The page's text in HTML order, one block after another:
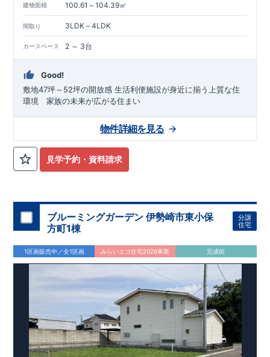
建物面積 100.61～104.39㎡
間取り 3LDK～4LDK
カースペース 2 ～ 3台
Good!
敷地47坪～52坪の開放感 生活利便施設が身近に揃う上質な住
環境 家族の未来が広がる住まい
見学予約・資料請求
物件詳細を見る
ブルーミングガーデン 伊勢崎市東小保
方町1棟
分譲
住宅
1区画販売中／全1区画 みらいエコ住宅2026事業 完成前